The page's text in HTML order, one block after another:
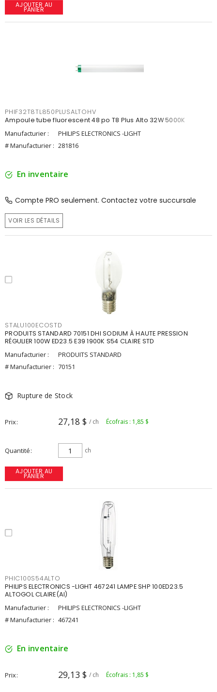
AJOUTER AU
PANIER
PHIF32T8TL850PLUSALTOHV
Ampoule tube fluorescent 48 po T8 Plus Alto 32W 5000K
Manufacturier :
PHILIPS ELECTRONICS -LIGHT
# Manufacturier : 281816
En inventaire
Compte PRO seulement. Contactez votre succursale
VOIR LES DÉTAILS
STALU100ECOSTD
PRODUITS STANDARD 70151 DHI SODIUM À HAUTE PRESSION
RÉGULIER 100W ED23.5 E39 1900K S54 CLAIRE STD
Manufacturier :
PRODUITS STANDARD
# Manufacturier : 70151
Rupture de Stock
Prix 27,18 $ / ch Écofrais : 1,85 $
Quantité ch
AJOUTER AU
PANIER
PHIC100S54ALTO
PHILIPS ELECTRONICS -LIGHT 467241 LAMPE SHP 100ED23.5
ALTOGOL CLAIRE(AI)
Manufacturier :
PHILIPS ELECTRONICS -LIGHT
# Manufacturier : 467241
En inventaire
Prix 29,13 $ / ch Écofrais : 1,85 $